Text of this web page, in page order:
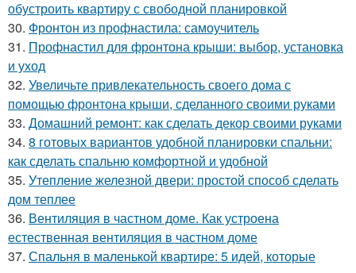
обустроить квартиру с свободной планировкой
30. Фронтон из профнастила: самоучитель
31. Профнастил для фронтона крыши: выбор, установка
и уход
32. Увеличьте привлекательность своего дома с
помощью фронтона крыши, сделанного своими руками
33. Домашний ремонт: как сделать декор своими руками
34. 8 готовых вариантов удобной планировки спальни:
как сделать спальню комфортной и удобной
35. Утепление железной двери: простой способ сделать
дом теплее
36. Вентиляция в частном доме. Как устроена
естественная вентиляция в частном доме
37. Спальня в маленькой квартире: 5 идей, которые